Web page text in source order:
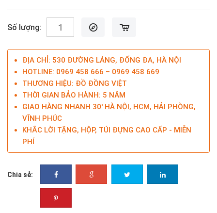
Số lượng:
ĐỊA CHỈ: 530 ĐƯỜNG LÁNG, ĐỐNG ĐA, HÀ NỘI
HOTLINE: 0969 458 666 – 0969 458 669
THƯƠNG HIỆU: ĐỒ ĐỒNG VIỆT
THỜI GIAN BẢO HÀNH: 5 NĂM
GIAO HÀNG NHANH 30' HÀ NỘI, HCM, HẢI PHÒNG,
VĨNH PHÚC
KHẮC LỜI TẶNG, HỘP, TÚI ĐỰNG CAO CẤP - MIỄN
PHÍ
Chia sẻ: